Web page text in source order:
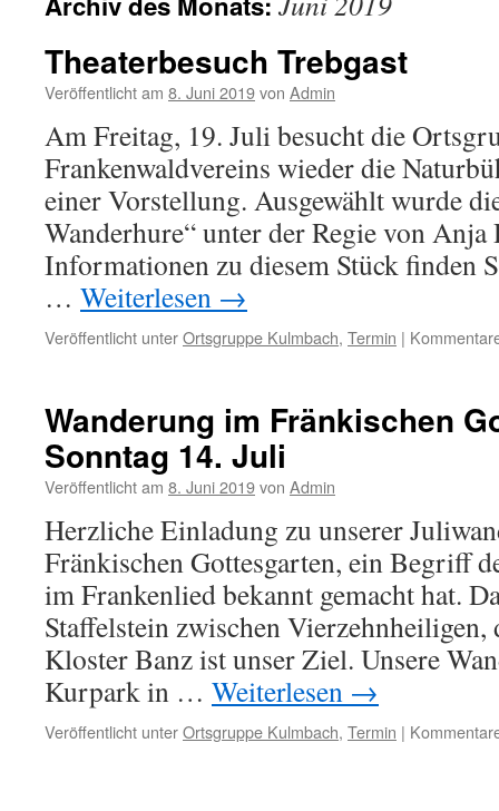
Theaterbesuch Trebgast
Veröffentlicht am 8. Juni 2019von Admin
Am Freitag, 19. Juli besucht die
Frankenwaldvereins wieder die
einer Vorstellung. Ausgewählt wurde
Wanderhure“ unter der Regie von Anja
Informationen zu diesem Stück finden
… Weiterlesen →
Veröffentlicht unterOrtsgruppe Kulmbach, Termin |
Wanderung im Fränkischen
Sonntag 14. Juli
Veröffentlicht am 8. Juni 2019von Admin
Herzliche Einladung zu unserer
Fränkischen Gottesgarten, ein Begriff
im Frankenlied bekannt gemacht hat.
Staffelstein zwischen Vierzehnheiligen,
Kloster Banz ist unser Ziel. Unsere
Kurpark in … Weiterlesen →
Veröffentlicht unterOrtsgruppe Kulmbach, Termin |